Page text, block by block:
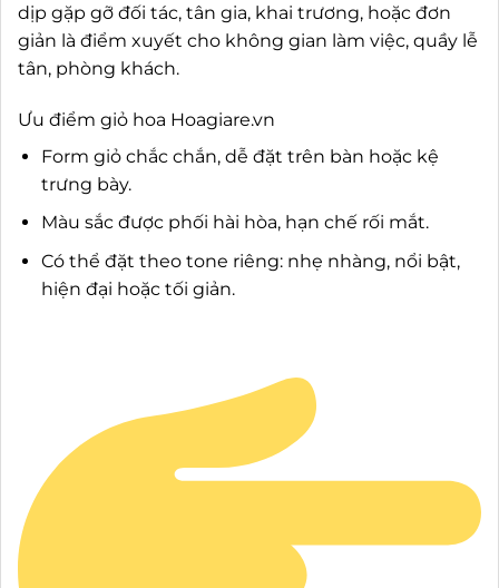
dịp gặp gỡ đối tác, tân gia, khai trương, hoặc đơn
giản là điểm xuyết cho không gian làm việc, quầy lễ
tân, phòng khách.
Ưu điểm giỏ hoa Hoagiare.vn
Form giỏ chắc chắn, dễ đặt trên bàn hoặc kệ
trưng bày.
Màu sắc được phối hài hòa, hạn chế rối mắt.
Có thể đặt theo tone riêng: nhẹ nhàng, nổi bật,
hiện đại hoặc tối giản.